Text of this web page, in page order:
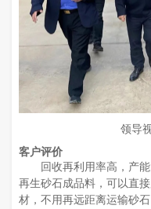
领导
客户评价
回收再利用率高，产
再生砂石成品料，可以直
材，不用再远距离运输砂